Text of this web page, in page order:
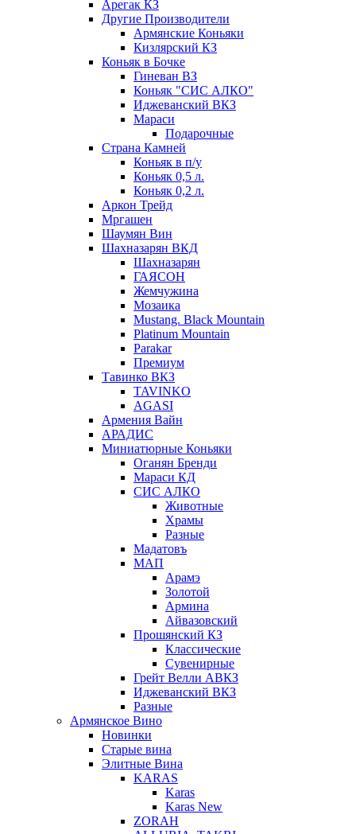
Арегак КЗ
Другие Производители
Армянские Коньяки
Кизлярский КЗ
Коньяк в Бочке
Гиневан ВЗ
Коньяк "СИС АЛКО"
Иджеванский ВКЗ
Мараси
Подарочные
Страна Камней
Коньяк в п/у
Коньяк 0,5 л.
Коньяк 0,2 л.
Аркон Трейд
Мргашен
Шаумян Вин
Шахназарян ВКД
Шахназарян
ГАЯСОН
Жемчужина
Мозаика
Mustang. Black Mountain
Platinum Mountain
Parakar
Премиум
Тавинко ВКЗ
TAVINKO
AGASI
Армения Вайн
АРАДИС
Миниатюрные Коньяки
Оганян Бренди
Мараси КД
СИС АЛКО
Животные
Храмы
Разные
Мадатовъ
МАП
Арамэ
Золотой
Армина
Айвазовский
Прошянский КЗ
Классические
Сувенирные
Грейт Велли АВКЗ
Иджеванский ВКЗ
Разные
Армянское Вино
Новинки
Старые вина
Элитные Вина
KARAS
Karas
Karas New
ZORAH